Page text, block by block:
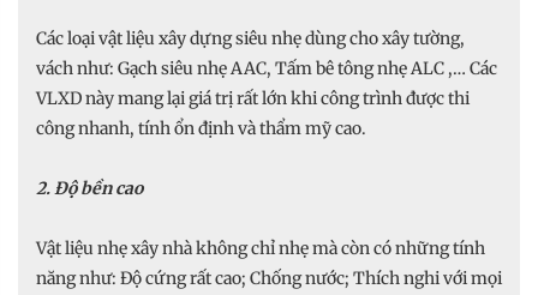
Các loại vật liệu xây dựng siêu nhẹ dùng cho xây tường,
vách như: Gạch siêu nhẹ AAC, Tấm bê tông nhẹ ALC ,… Các
VLXD này mang lại giá trị rất lớn khi công trình được thi
công nhanh, tính ổn định và thẩm mỹ cao.
2. Độ bền cao
Vật liệu nhẹ xây nhà không chỉ nhẹ mà còn có những tính
năng như: Độ cứng rất cao; Chống nước; Thích nghi với mọi